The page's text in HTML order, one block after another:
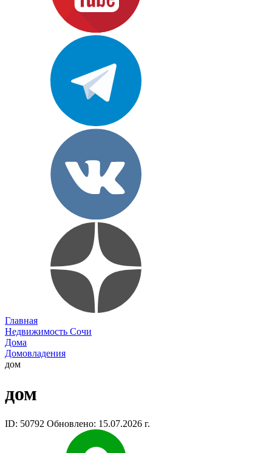
Главная
Недвижимость Сочи
Дома
Домовладения
дом
дом
ID: 50792 Обновлено: 15.07.2026 г.